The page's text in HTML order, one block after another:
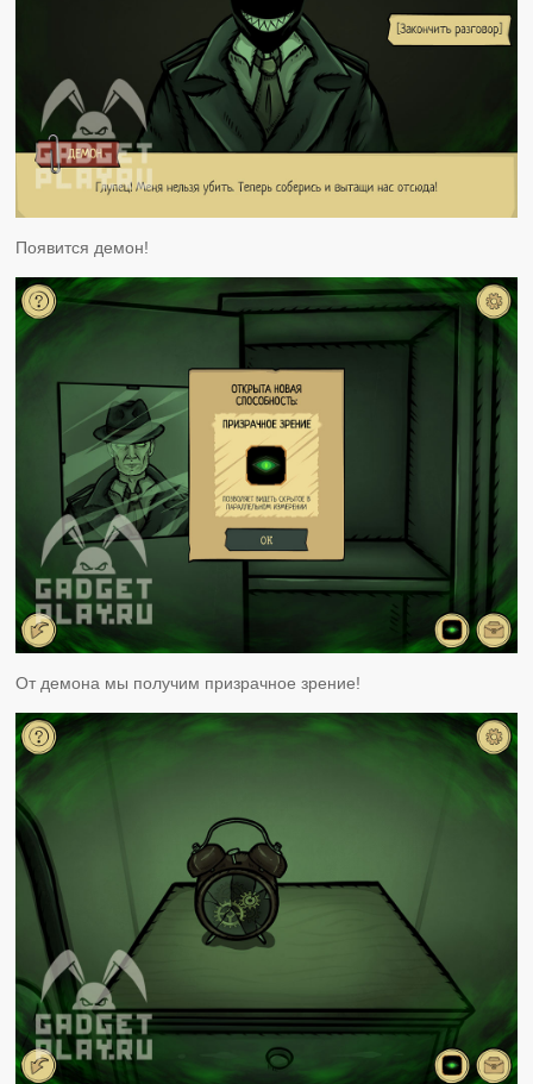
Появится демон!
От демона мы получим призрачное зрение!